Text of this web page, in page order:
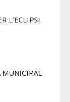
L’ECLIPSI
MUNICIPAL